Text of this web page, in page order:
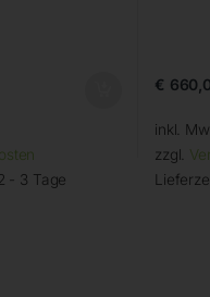
- 3 Tage
€
inkl.
zzgl.